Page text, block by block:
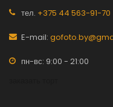
тел. +375 44 563-91-70
E-mail:
пн-вс: 9:00 - 21:00